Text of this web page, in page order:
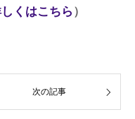
くはこちら）
次の記事